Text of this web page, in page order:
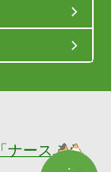
ナースぷら